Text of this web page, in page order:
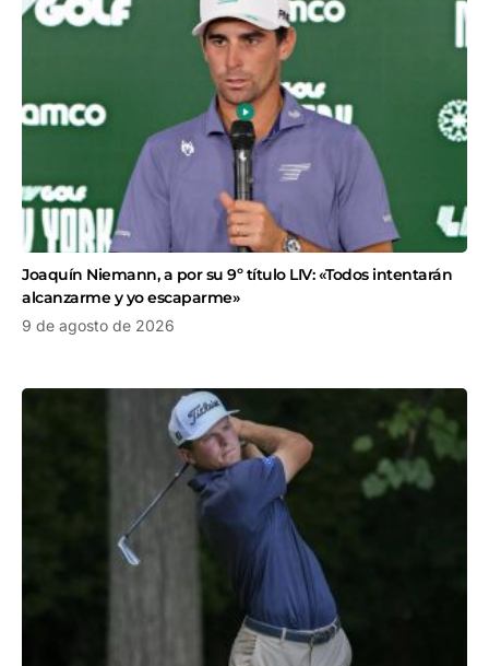
Joaquín Niemann, a por su 9º título LIV: «Todos intentarán
alcanzarme y yo escaparme»
9 de agosto de 2026